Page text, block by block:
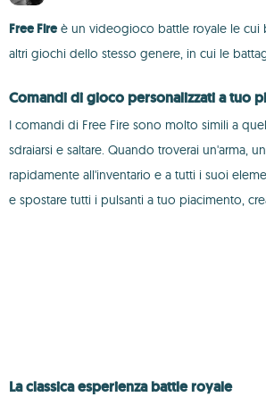
Free Fire è un videogioco battle royale le cui
altri giochi dello stesso genere, in cui le
Comandi di gioco personalizzati a tuo
I comandi di Free Fire sono molto simili a
sdraiarsi e saltare. Quando troverai un'arma,
rapidamente all'inventario e a tutti i suoi
e spostare tutti i pulsanti a tuo piacimento,
La classica esperienza battle royale